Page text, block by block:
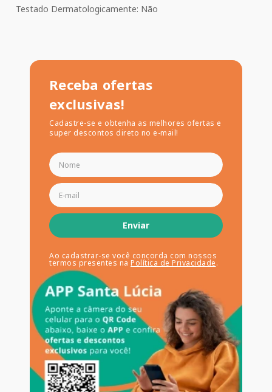
Testado Dermatologicamente: Não
Receba ofertas
exclusivas!
Cadastre-se e obtenha as melhores ofertas e
super descontos direto no e-mail!
Enviar
Ao cadastrar-se você concorda com nossos
termos presentes na Política de Privacidade.